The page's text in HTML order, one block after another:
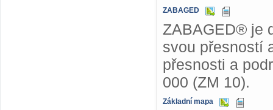
ZABAGED
ZABAGED® je
svou přesností
přesnosti a
000 (ZM 10).
Základní mapa